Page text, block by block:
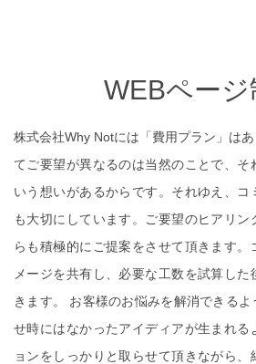
WEBページ
株式会社Why Notには「費用プラン」は
てご要望が異なるのは当然のことで、そ
いう想いがあるからです。それゆえ、コ
も大切にしています。ご要望のヒアリ
らも積極的にご提案をさせて頂きます。
メージを共有し、必要な工数を試算し
きます。 お客様のお悩みを解消できる
せ時にはなかったアイディアが生まれる
ョンをしっかりと取らせて頂きながら